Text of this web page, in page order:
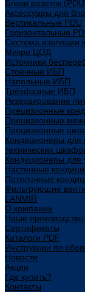
Блоки розеток
Аксессуары для
Вертикальные PDU
Горизонтальные
Система изоляции
Микро ЦОД
Источники
Стоечные ИБП
Напольные ИБП
Трёхфазные ИБП
Резервирование
Прецизионные
Прецизионные
Прецизионные
Кондиционеры для
технических
Кондиционеры для
Настенные
Потолочные
Фильтрующие
LANMIR
О компании
Наше производство
Сертификаты
Каталоги PDF
Инструкции по
Новости
Акции
Где купить?
Контакты